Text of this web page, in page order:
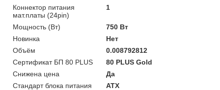
Коннектор питания
мат.платы (24pin)
1
Мощность (Bт)
750 Вт
Новинка
Нет
Объём
0.008792812
Сертификат БП 80 PLUS
80 PLUS Gold
Снижена цена
Да
Стандарт блока питания
ATX